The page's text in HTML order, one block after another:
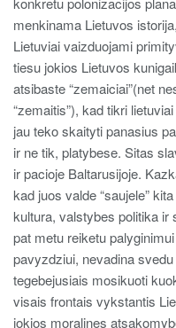
menkinama Lietuvos
Lietuviai vaizduojami
tiesu jokios Lietuvos
atsibaste “zemaiciai”(net
“zemaitis”), kad tikri
jau teko skaityti panasius
ir ne tik, platybese. Sitas
ir pacioje Baltarusijoje.
kad juos valde “saujele”
kultura, valstybes politika ir
pat metu reiketu
pavyzdziui, nevadina
tegebejusiais mosikuoti
visais frontais vykstantis
jokios moralines